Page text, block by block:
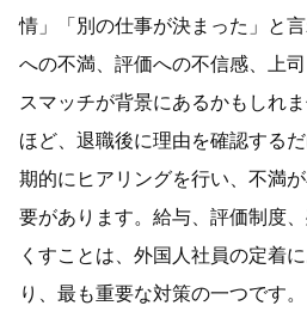
情」「別の仕事が決まった」と
への不満、評価への不信感、上
スマッチが背景にあるかもしれ
ほど、退職後に理由を確認する
期的にヒアリングを行い、不満
要があります。給与、評価制度
くすことは、外国人社員の定着
り、最も重要な対策の一つです。